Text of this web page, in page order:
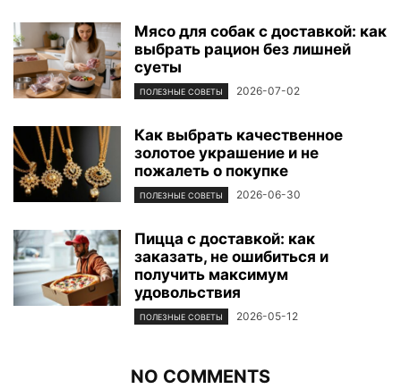
Мясо для собак с доставкой: как
выбрать рацион без лишней
суеты
ПОЛЕЗНЫЕ СОВЕТЫ 2026-07-02
Как выбрать качественное
золотое украшение и не
пожалеть о покупке
ПОЛЕЗНЫЕ СОВЕТЫ 2026-06-30
Пицца с доставкой: как
заказать, не ошибиться и
получить максимум
удовольствия
ПОЛЕЗНЫЕ СОВЕТЫ 2026-05-12
NO COMMENTS